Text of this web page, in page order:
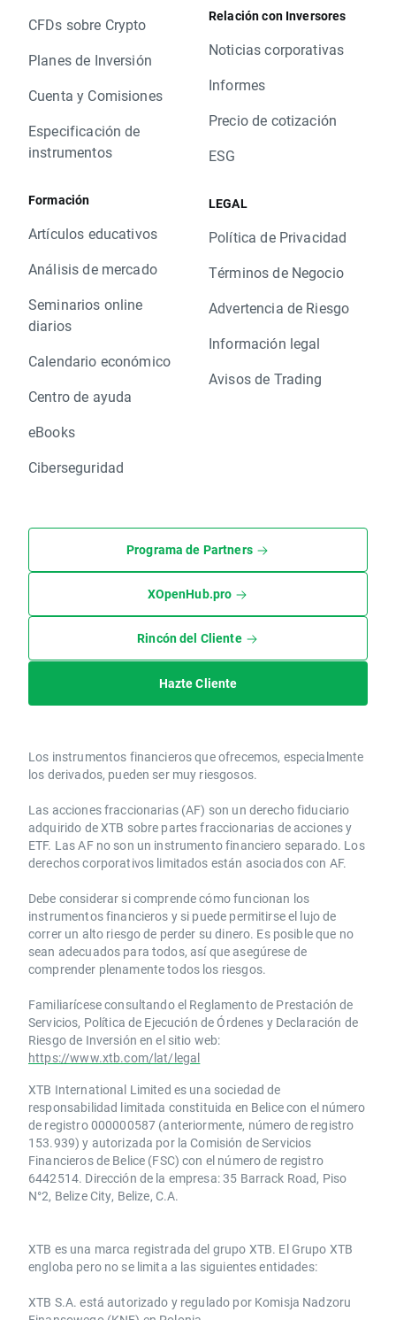
CFDs sobre Crypto
Planes de Inversión
Cuenta y Comisiones
Especificación de
instrumentos
Formación
Artículos educativos
Análisis de mercado
Seminarios online
diarios
Calendario económico
Centro de ayuda
eBooks
Ciberseguridad
Relación con Inversores
Noticias corporativas
Informes
Precio de cotización
ESG
LEGAL
Política de Privacidad
Términos de Negocio
Advertencia de Riesgo
Información legal
Avisos de Trading
Programa de Partners
XOpenHub.pro
Rincón del Cliente
Hazte Cliente
Los instrumentos financieros que ofrecemos, especialmente
los derivados, pueden ser muy riesgosos.
Las acciones fraccionarias (AF) son un derecho fiduciario
adquirido de XTB sobre partes fraccionarias de acciones y
ETF. Las AF no son un instrumento financiero separado. Los
derechos corporativos limitados están asociados con AF.
Debe considerar si comprende cómo funcionan los
instrumentos financieros y si puede permitirse el lujo de
correr un alto riesgo de perder su dinero. Es posible que no
sean adecuados para todos, así que asegúrese de
comprender plenamente todos los riesgos.
Familiarícese consultando el Reglamento de Prestación de
Servicios, Política de Ejecución de Órdenes y Declaración de
Riesgo de Inversión en el sitio web:
https://www.xtb.com/lat/legal
XTB International Limited es una sociedad de
responsabilidad limitada constituida en Belice con el número
de registro 000000587 (anteriormente, número de registro
153.939) y autorizada por la Comisión de Servicios
Financieros de Belice (FSC) con el número de registro
6442514. Dirección de la empresa: 35 Barrack Road, Piso
N°2, Belize City, Belize, C.A.
​​XTB es una marca registrada del grupo XTB. El Grupo XTB
engloba pero no se limita a las siguientes entidades:
XTB S.A.​ está autorizado y regulado por Komisja Nadzoru